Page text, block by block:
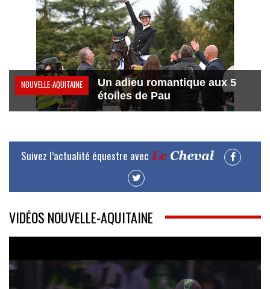
NOUVELLE-AQUITAINE
Un adieu romantique aux 5
étoiles de Pau
Suivez l’actualité équestre avec
VIDÉOS NOUVELLE-AQUITAINE